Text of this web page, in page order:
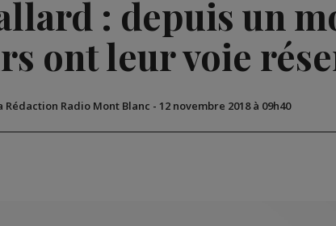
: depuis un
ont leur voie
Rédaction Radio Mont Blanc - 12 novembre 2018 à 09h40